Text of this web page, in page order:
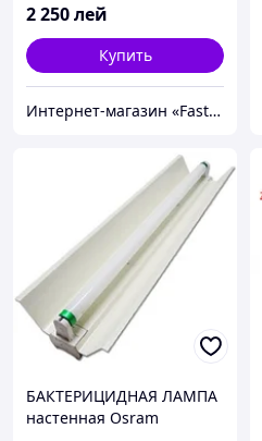
2 250лей
Купить
Интернет-магазин «FastShop»
БАКТЕРИЦИДНАЯ ЛАМПА
настенная Osram